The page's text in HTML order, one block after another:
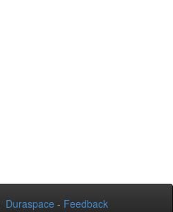
Duraspace - Feedback